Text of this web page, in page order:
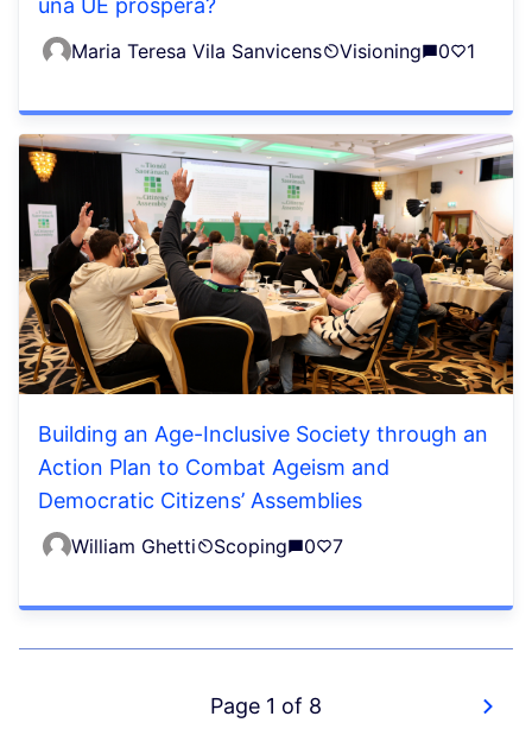
una UE próspera?
Maria Teresa Vila Sanvicens Visioning 0 1
Building an Age-Inclusive Society through an
Action Plan to Combat Ageism and
Democratic Citizens’ Assemblies
William Ghetti Scoping 0 7
Page 1 of 8